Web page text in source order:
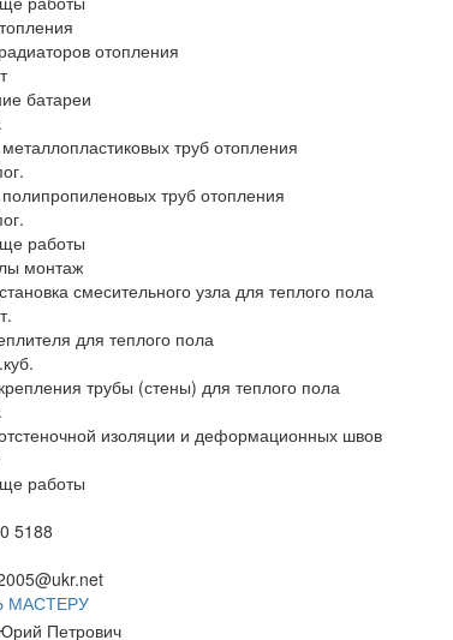
отопления
батареи
труб отопления
труб отопления
работы
монтаж
смесительного узла для теплого пола
для теплого пола
трубы (стены) для теплого пола
изоляции и деформационных швов
работы
5188
МАСТЕРУ